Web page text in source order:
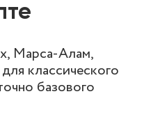
Марса-Алам,
классического
базового